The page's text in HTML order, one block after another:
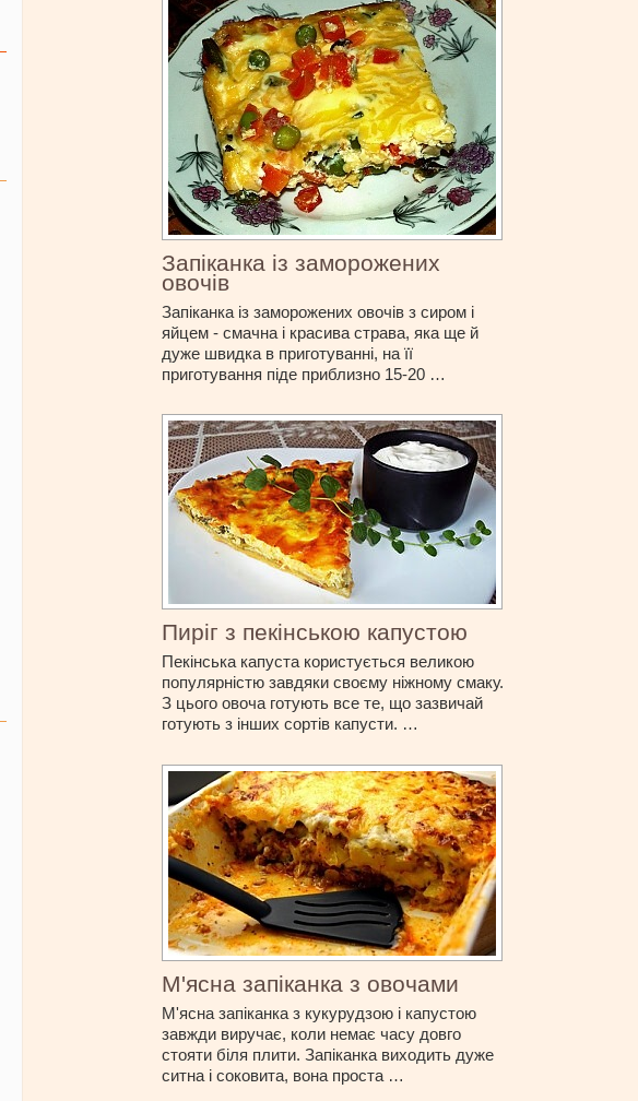
Запіканка із заморожених
овочів
Запіканка із заморожених овочів з сиром і
яйцем - смачна і красива страва, яка ще й
дуже швидка в приготуванні, на її
приготування піде приблизно 15-20 …
Пиріг з пекінською капустою
Пекінська капуста користується великою
популярністю завдяки своєму ніжному смаку.
З цього овоча готують все те, що зазвичай
готують з інших сортів капусти. …
М'ясна запіканка з овочами
М'ясна запіканка з кукурудзою і капустою
завжди виручає, коли немає часу довго
стояти біля плити. Запіканка виходить дуже
ситна і соковита, вона проста …